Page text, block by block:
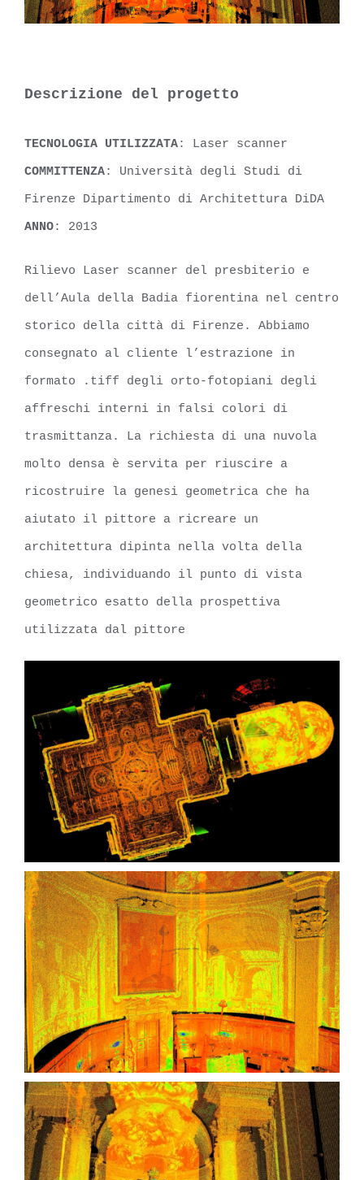
Descrizione del progetto
TECNOLOGIA UTILIZZATA: Laser scanner
COMMITTENZA: Università degli Studi di
Firenze Dipartimento di Architettura DiDA
ANNO: 2013
Rilievo Laser scanner del presbiterio e
dell’Aula della Badia fiorentina nel centro
storico della città di Firenze. Abbiamo
consegnato al cliente l’estrazione in
formato .tiff degli orto-fotopiani degli
affreschi interni in falsi colori di
trasmittanza. La richiesta di una nuvola
molto densa è servita per riuscire a
ricostruire la genesi geometrica che ha
aiutato il pittore a ricreare un
architettura dipinta nella volta della
chiesa, individuando il punto di vista
geometrico esatto della prospettiva
utilizzata dal pittore